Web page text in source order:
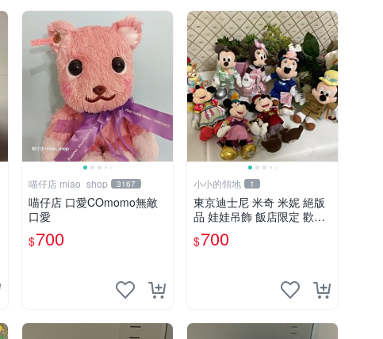
喵仔店 miao_shop 3167
喵仔店 口愛COmomo無敵
口愛
$700
小小的領地 1
東京迪士尼 米奇 米妮 絕版
品 娃娃吊飾 飯店限定 歡樂
滿人間 復活節
$700